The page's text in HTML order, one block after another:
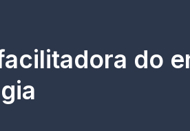
do